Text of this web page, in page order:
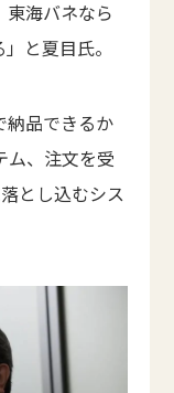
東海バネなら
と夏目氏。
納品できるか
ム、注文を受
とし込むシス